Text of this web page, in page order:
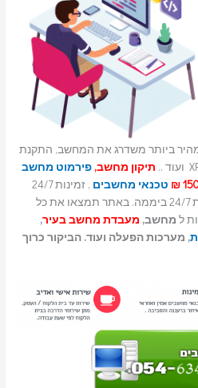
ביותר משדרג את המחשב, התקנת
תיקון מחשב,פירמוט מחשב
טכנאי מחשבים , זמינות 24/7
עד הבית 24/7 ביממה. באתר תמצאו את כל
ל מחשב, מעבדת מחשב בעיר,
, מערכות הפעלה ועוד. הביקור כרוך